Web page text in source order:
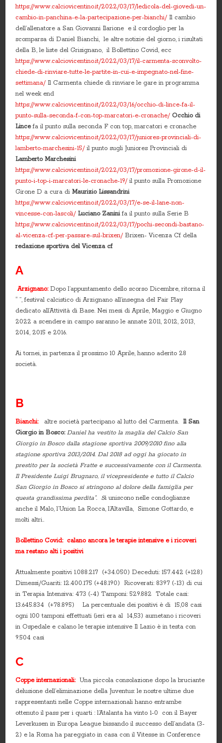
https://www.calciovicentino.it/2022/03/17/ledicola-del-giovedi-un-
cambio-in-panchina-e-la-partecipazione-per-bianchi/ Il cambio
dell’allenatore a San Giovanni Ilarione e il cordoglio per la
scomparsa di Daniel Bianchi, le altre notizie del giorno, i risultati
della B, le liste del Grisignano, il Bollettino Covid, ecc
https://www.calciovicentino.it/2022/03/17/il-carmenta-sconvolto-
chiede-di-rinviare-tutte-le-partite-in-cui-e-impegnato-nel-fine-
settimana/ Il Carmenta chiede di rinviare le gare in programma
nel week end
https://www.calciovicentino.it/2022/03/16/occhio-di-lince-fa-il-
punto-sulla-seconda-f-con-top-marcatori-e-cronache/ Occhio di
Lincefa il punto sulla seconda F con top, marcatori e cronache
https://www.calciovicentino.it/2022/03/17/juniores-provinciali-di-
lamberto-marchesini-15/ il punto sugli Juniores Provinciali di
Lamberto Marchesini
https://www.calciovicentino.it/2022/03/17/promozione-girone-d-il-
punto-i-top-i-marcatori-le-cronache-19/ il punto sulla Promozione
Girone D a cura diMaurizio Lissandrini
https://www.calciovicentino.it/2022/03/17/e-se-il-lane-non-
vincesse-con-lascoli/ Luciano Zaninifa il punto sulla Serie B
https://www.calciovicentino.it/2022/03/17/pochi-secondi-bastano-
al-vicenza-cf-per-passare-sul-brixen/ Brixen- Vicenza Cf della
redazione sportiva del Vicenza cf
A
Arzignano:Dopo l’appuntamento dello scorso Dicembre, ritorna il
“ ”, festival calcistico di Arzignano all’insegna del Fair Play
dedicato all’Attività di Base. Nei mesi di Aprile, Maggio e Giugno
2022 a scendere in campo saranno le annate 2011, 2012, 2013,
2014, 2015 e 2016.
Ai tornei, in partenza il prossimo 10 Aprile, hanno aderito 28
società.
B
Bianchi: altre società partecipano al lutto del Carmenta. Il San
Giorgio in Bosco:Daniel ha vestito la maglia del Calcio San
Giorgio in Bosco dalla stagione sportiva 2009/2010 fino alla
stagione sportiva 2013/2014. Dal 2018 ad oggi ha giocato in
prestito per la società Fratte e successivamente con il Carmenta.
Il Presidente Luigi Brugnaro, il vicepresidente e tutto il Calcio
San Giorgio in Bosco si stringono al dolore della famiglia per
questa grandissima perdita”. Si uniscono nelle condoglianze
anche il Malo, l’Union La Rocca, l’Altavilla, Simone Gottardo, e
molti altri..
Bollettino Covid: calano ancora le terapie intensive e i ricoveri
ma restano alti i positivi
Attualmente positivi 1.088.217 (+34.050) Deceduti: 157.442 (+128)
Dimessi/Guariti: 12.400.175 (+48.190) Ricoverati: 8397 (-13) di cui
in Terapia Intensiva: 473 (-4) Tamponi: 529.882 Totale casi:
13.645.834 (+78.895) La percentuale dei positivi è di 15,08 casi
ogni 100 tamponi effettuati (ieri era al 14,53) aumetano i ricoveri
in Ospedale e calano le terapie intensive Il Lazio è in testa con
9.504 casi
C
Coppe internazionali:Una piccola consolazione dopo la bruciante
delusione dell’eliminazione della Juventus: le nostre ultime due
rappresentanti nelle Coppe internazionali hanno entrambe
ottenuto il pass per i quarti : l’Atalanta ha vinto 1-0 con il Bayer
Leverkusen in Europa League bissando il successo dell’andata (3-
2) e la Roma ha pareggiato in casa con il Vitesse in Conference